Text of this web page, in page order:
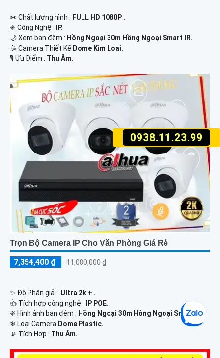
0938.11.23.99
️👀 Chất lượng hình : FULL HD 1080P .
✳️ Công Nghệ :
IP.
🌙 Xem ban đêm : Hồng Ngoại 30m Hồng Ngoại Smart IR.
🤹 Camera Thiết Kế Dome Kim Loại.
️🎙 Ưu Điểm : Thu Âm.
Trọn Bộ Camera IP Cho Văn Phòng Giá Rẻ
7,354,400 ₫ 11,080,000 ₫
✨ Độ Phân giải : Ultra 2k + .
👍 Tích hợp công nghệ :
IP POE.
❈ Hình ảnh ban đêm : Hồng Ngoại 30m Hồng Ngoại Smart IR.
❄ Loại Camera Dome Plastic.
️📡 Tích Hợp : Thu Âm.